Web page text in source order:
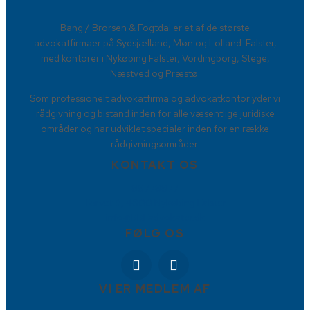
​Bang / Brorsen & Fogtdal er et af de største
advokatfirmaer på Sydsjælland, Møn og Lolland-Falster,
med kontorer i Nykøbing Falster, Vordingborg, Stege,
Næstved og Præstø.
Som professionelt advokatfirma og advokatkontor yder vi
rådgivning og bistand inden for alle væsentlige juridiske
områder og har udviklet specialer inden for en række
rådgivningsområder.
KONTAKT OS
FØLG OS
VI ER MEDLEM AF